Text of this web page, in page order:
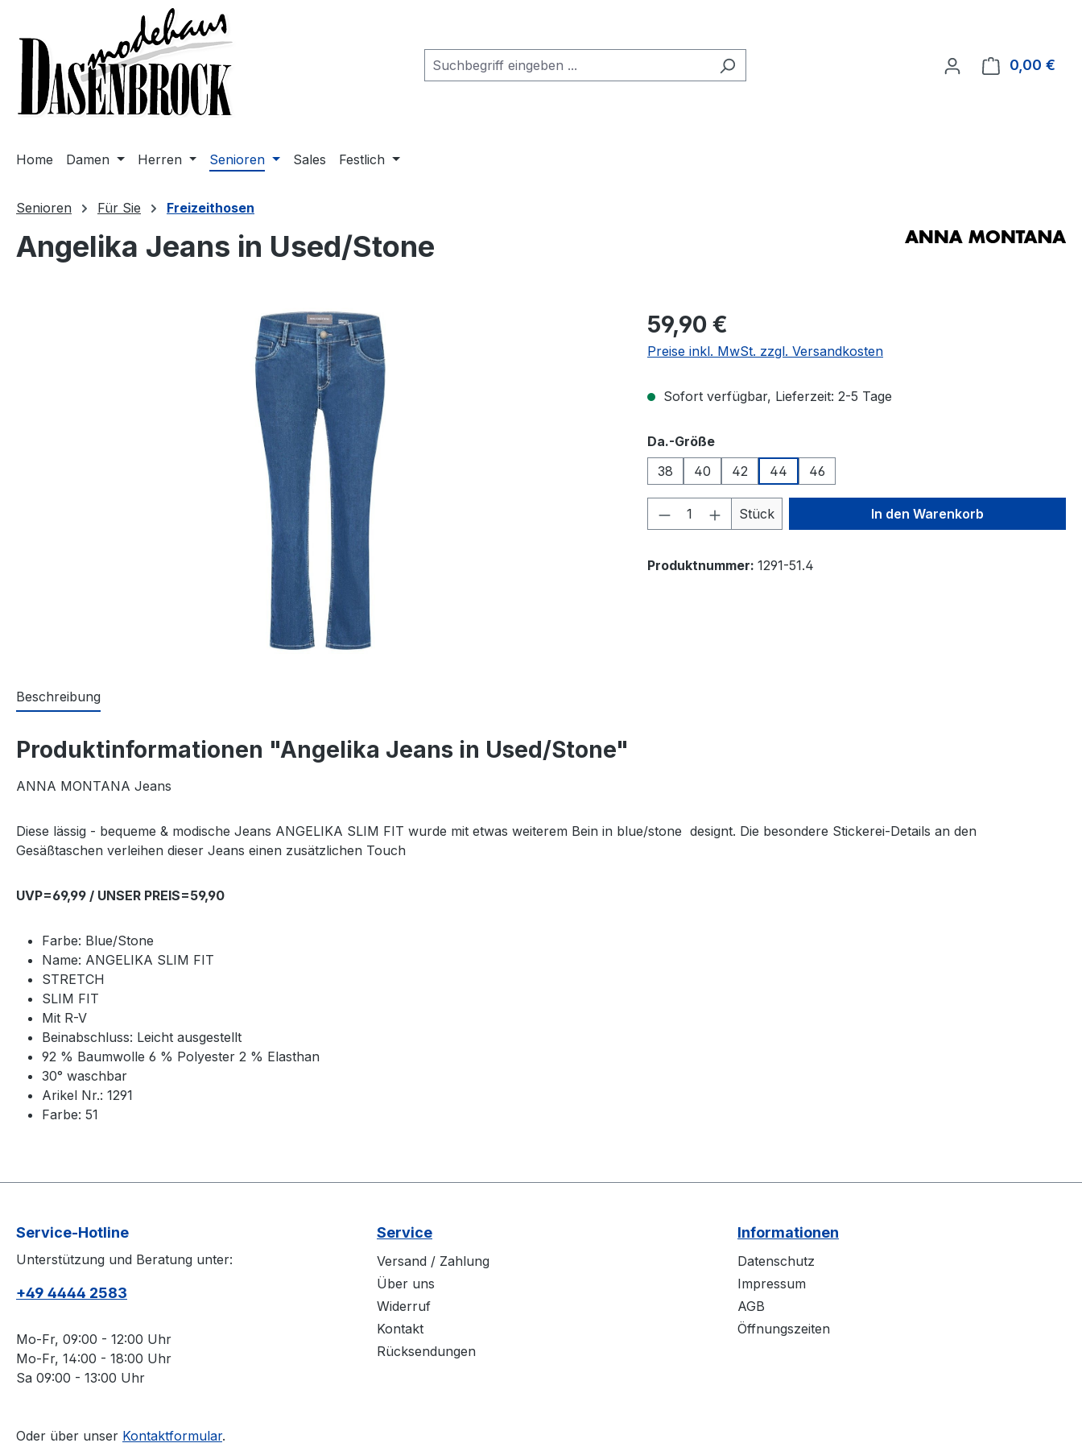
Hauptinhalt springen
Zur Hauptnavigation springen
0,00 €
Home Damen Herren Senioren Sales Festlich
Senioren Für Sie Freizeithosen
Angelika Jeans in Used/Stone
Regulärer Preis:
59,90 €
Preise inkl. MwSt. zzgl. Versandkosten
Sofort verfügbar, Lieferzeit: 2-5 Tage
Da.-Größeauswählen
38
40 42 44 46
Produkt Anzahl: Gib den gewünschten Wert
Stück In den Warenkorb
Produktnummer: 1291-51.4
Beschreibung
Produktinformationen "Angelika Jeans in Used/Stone"
ANNA MONTANA Jeans
Diese lässig - bequeme & modische Jeans ANGELIKA SLIM FIT wurde mit etwas weiterem Bein in blue/stone designt. Die besondere Stickerei-Details an den
Gesäßtaschen verleihen dieser Jeans einen zusätzlichen Touch
UVP=69,99 / UNSER PREIS=59,90
Farbe: Blue/Stone
Name: ANGELIKA SLIM FIT
STRETCH
SLIM FIT
Mit R-V
Beinabschluss: Leicht ausgestellt
92 % Baumwolle 6 % Polyester 2 % Elasthan
30° waschbar
Arikel Nr.: 1291
Farbe: 51
Service-Hotline
Unterstützung und Beratung unter:
+49 4444 2583
Mo-Fr, 09:00 - 12:00 Uhr
Mo-Fr, 14:00 - 18:00 Uhr
Sa 09:00 - 13:00 Uhr
Oder über unser Kontaktformular.
Service
Versand / Zahlung
Über uns
Widerruf
Kontakt
Rücksendungen
Informationen
Datenschutz
Impressum
AGB
Öffnungszeiten